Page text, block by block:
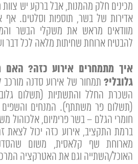
מכינים חלק מהמנות, אבל ברקע יש
אדירות של בשר, תוספות וסלטים. אף
מוודאים מראש את משקלי הבשר
להבטיח ארוחת שחיתות מלאה לכל דבר
איך מתמחרים אירוע כזה?
גלובלי? תמחור של אירוע סדנה מורכב
השכרת החלל והתשתיות (תשלום
(תשלום פר משתתף). המנחים
חומרי הגלם – בשר פרימיום, אלכוהול
ברמת התקציב, אירוע כזה יכול לצאת
מארוחת שף קלאסית, משום
האוכל/השתייה וגם את האטרקציה